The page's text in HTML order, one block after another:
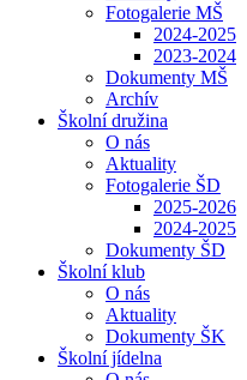
Fotogalerie MŠ
2024-2025
2023-2024
Dokumenty MŠ
Archív
Školní družina
O nás
Aktuality
Fotogalerie ŠD
2025-2026
2024-2025
Dokumenty ŠD
Školní klub
O nás
Aktuality
Dokumenty ŠK
Školní jídelna